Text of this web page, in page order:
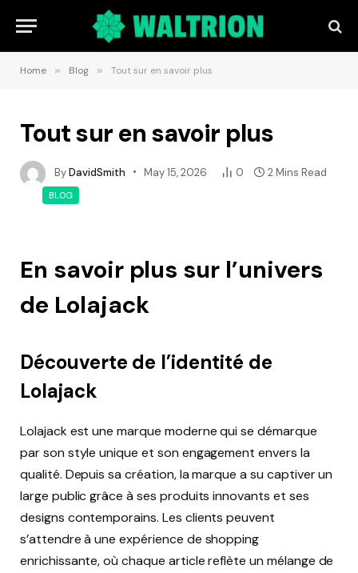
Home » Blog » Tout sur en savoir plus
Tout sur en savoir plus
ByDavidSmith May 15, 2026 0 2 Mins Read
BLOG
En savoir plus sur l’univers
de Lolajack
Découverte de l’identité de
Lolajack
Lolajack est une marque moderne qui se démarque
par son style unique et son engagement envers la
qualité. Depuis sa création, la marque a su captiver un
large public grâce à ses produits innovants et ses
designs contemporains. Les clients peuvent
s’attendre à une expérience de shopping
enrichissante, où chaque article reflète un mélange de